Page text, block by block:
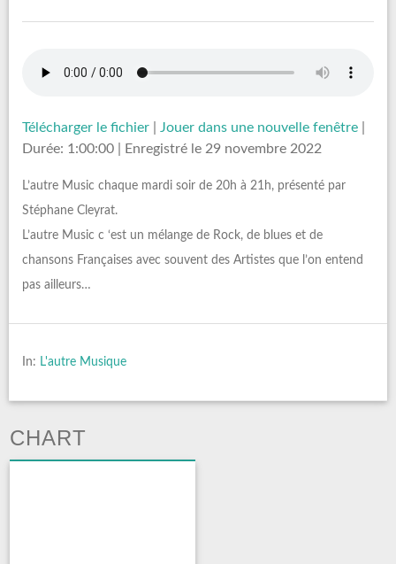
Télécharger le fichier Jouer dans une nouvelle fenêtre
Durée: 1:00:00
Enregistré le 29 novembre 2022
L’autre Music chaque mardi soir de 20h à 21h, présenté par
Stéphane Cleyrat.
L’autre Music c ‘est un mélange de Rock, de blues et de
chansons Françaises avec souvent des Artistes que l’on entend
pas ailleurs…
In: L'autre Musique
CHART